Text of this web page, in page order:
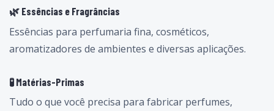
🌿 Essências e Fragrâncias
Essências para perfumaria fina, cosméticos,
aromatizadores de ambientes e diversas aplicações.
🧪 Matérias-Primas
Tudo o que você precisa para fabricar perfumes,